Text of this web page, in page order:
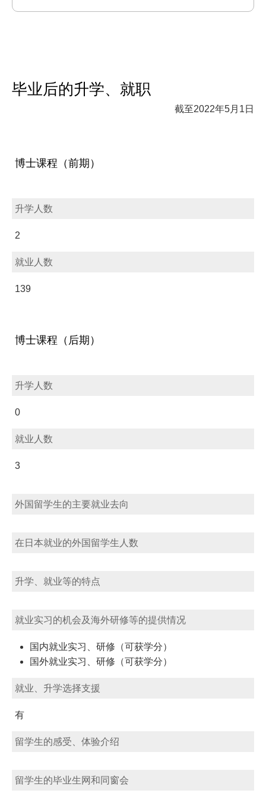
毕业后的升学、就职
截至2022年5月1日
博士课程（前期）
升学人数
2
就业人数
139
博士课程（后期）
升学人数
0
就业人数
3
外国留学生的主要就业去向
在日本就业的外国留学生人数
升学、就业等的特点
就业实习的机会及海外研修等的提供情况
国内就业实习、研修（可获学分）
国外就业实习、研修（可获学分）
就业、升学选择支援
有
留学生的感受、体验介绍
留学生的毕业生网和同窗会